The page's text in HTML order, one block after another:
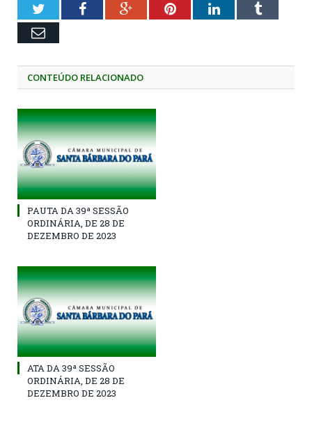
TwitterFacebookGoogle+PinterestLinkedInTumblr
Email
CONTEÚDO RELACIONADO
PAUTA DA 39ª SESSÃO
ORDINÁRIA, DE 28 DE
DEZEMBRO DE 2023
ATA DA 39ª SESSÃO
ORDINÁRIA, DE 28 DE
DEZEMBRO DE 2023